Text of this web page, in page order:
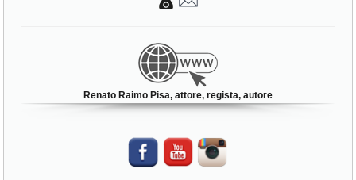
Renato Raimo Pisa, attore, regista, autore